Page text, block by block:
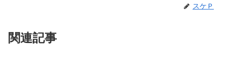
スケＰ
関連記事